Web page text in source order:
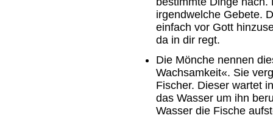
irgendwelche Gebete.
einfach vor Gott
da in dir regt.
Die Mönche nennen
Wachsamkeit«. Sie
Fischer. Dieser wartet
das Wasser um ihn
Wasser die Fische